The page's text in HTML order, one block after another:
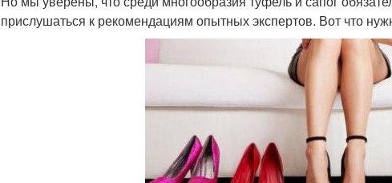
прислушаться к рекомендациям опытных экспертов. Вот что